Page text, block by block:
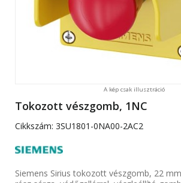
A kép csak illusztráció
Tokozott vészgomb, 1NC
Cikkszám: 3SU1801-0NA00-2AC2
Siemens Sirius tokozott vészgomb, 22